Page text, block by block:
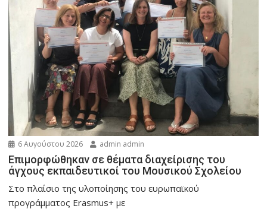
6 Αυγούστου 2026 admin admin
Eπιμορφώθηκαν σε θέματα διαχείρισης του
άγχους εκπαιδευτικοί του Μουσικού Σχολείου
Στο πλαίσιο της υλοποίησης του ευρωπαϊκού
προγράμματος Erasmus+ με